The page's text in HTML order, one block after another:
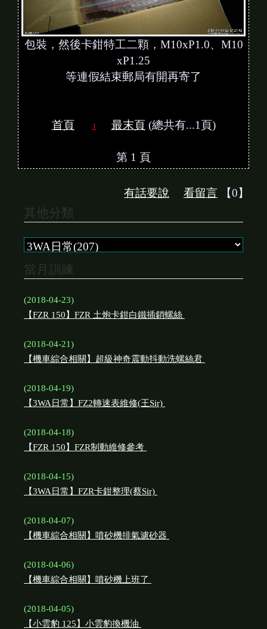
包裝，然後卡鉗特工二顆，M10xP1.0、M10
xP1.25
等連假結束郵局有開再寄了
首頁 1 最末頁(總共有...1頁)
第 1 頁
有話要說 看留言 【0】
其他分類
當月訓練
(2018-04-23)
【FZR 150】FZR 土炮卡鉗白鐵插銷螺絲
(2018-04-21)
【機車綜合相關】超級神奇震動抖動洗螺絲君
(2018-04-19)
【3WA日常】FZ2轉速表維修(王Sir)
(2018-04-18)
【FZR 150】FZR制動維修參考
(2018-04-15)
【3WA日常】FZR卡鉗整理(蔡Sir)
(2018-04-07)
【機車綜合相關】噴砂機排氣濾砂器
(2018-04-06)
【機車綜合相關】噴砂機上班了
(2018-04-05)
【小雲豹 125】小雲豹換機油